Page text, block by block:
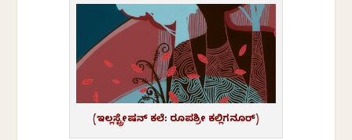
(ಇಲ್ಲಸ್ಟ್ರೇಷನ್ ಕಲೆ: ರೂಪಶ್ರೀ ಕಲ್ಲಿಗನೂರ್)